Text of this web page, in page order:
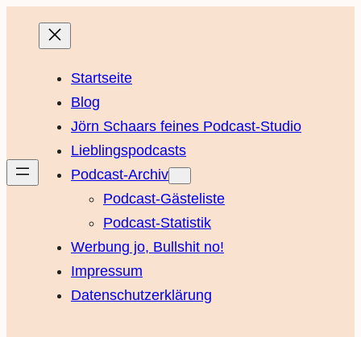
Startseite
Blog
Jörn Schaars feines Podcast-Studio
Lieblingspodcasts
Podcast-Archiv
Podcast-Gästeliste
Podcast-Statistik
Werbung jo, Bullshit no!
Impressum
Datenschutzerklärung